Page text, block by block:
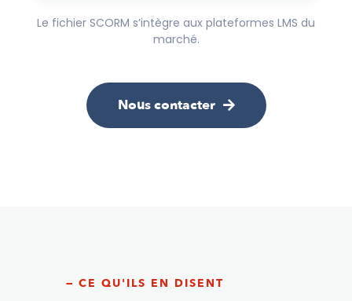
Le fichier SCORM s’intègre aux plateformes LMS du
marché.
Nous contacter
— CE QU'ILS EN DISENT